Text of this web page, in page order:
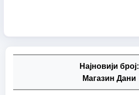
Најновији број:
Магазин Дани